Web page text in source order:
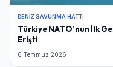
DENIZ SAVUNMA HATTI
Türkiye NATO’nun İlk
Erişti
6 Temmuz 2026